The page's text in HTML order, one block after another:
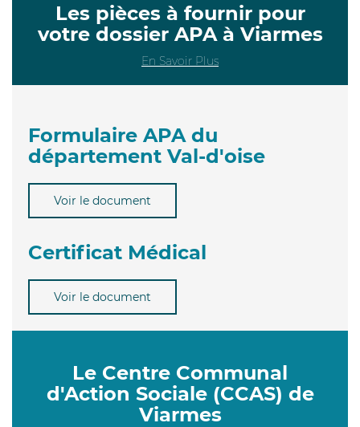
Les pièces à fournir pour
votre dossier APA à Viarmes
En Savoir Plus
Formulaire APA du
département Val-d'oise
Voir le document
Certificat Médical
Voir le document
Le Centre Communal
d'Action Sociale (CCAS) de
Viarmes